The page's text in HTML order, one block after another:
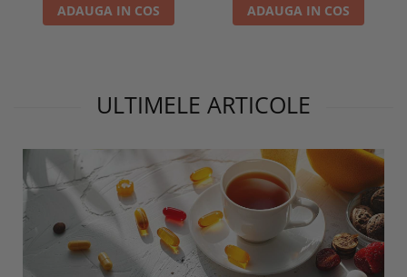
ADAUGA IN COS ADAUGA IN COS
ULTIMELE ARTICOLE